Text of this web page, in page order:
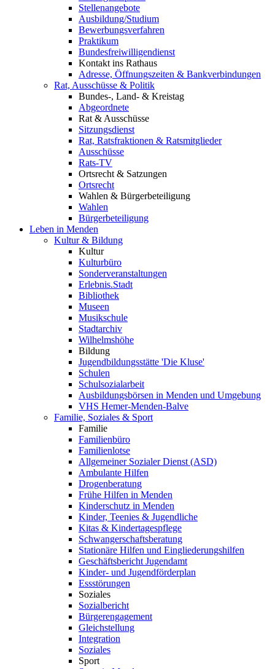
Stellenangebote
Ausbildung/Studium
Bewerbungsverfahren
Praktikum
Bundesfreiwilligendienst
Kontakt ins Rathaus
Adresse, Öffnungszeiten & Bankverbindungen
Rat, Ausschüsse & Politik
Bundes-, Land- & Kreistag
Abgeordnete
Rat & Ausschüsse
Sitzungsdienst
Rat, Ratsfraktionen & Ratsmitglieder
Ausschüsse
Rats-TV
Ortsrecht & Satzungen
Ortsrecht
Wahlen & Bürgerbeteiligung
Wahlen
Bürgerbeteiligung
Leben in Menden
Kultur & Bildung
Kultur
Kulturbüro
Sonderveranstaltungen
Erlebnis.Stadt
Bibliothek
Museen
Musikschule
Stadtarchiv
Wilhelmshöhe
Bildung
Jugendbildungsstätte 'Die Kluse'
Schulen
Schulsozialarbeit
Ausbildungsbörsen in Menden und Umgebung
VHS Hemer-Menden-Balve
Familie, Soziales & Sport
Familie
Familienbüro
Familienlotse
Allgemeiner Sozialer Dienst (ASD)
Ambulante Hilfen
Drogenberatung
Frühe Hilfen in Menden
Kinderschutz in Menden
Kinder, Teenies & Jugendliche
Kitas & Kindertagespflege
Schwangerschaftsberatung
Stationäre Hilfen und Eingliederungshilfen
Geschäftsbericht Jugendamt
Kinder- und Jugendförderplan
Essstörungen
Soziales
Sozialbericht
Bürgerengagement
Gleichstellung
Integration
Soziales
Sport